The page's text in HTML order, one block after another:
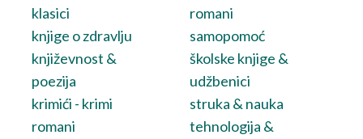
klasici
knjige o zdravlju
književnost &
poezija
krimići - krimi
romani
romani
samopomoć
školske knjige &
udžbenici
struka & nauka
tehnologija &